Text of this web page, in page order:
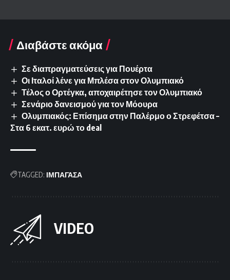
Διαβάστε ακόμα
Σε διαπραγματεύσεις για Πουέρτα
Οι Ιταλοί λένε για Μπλέσα στον Ολυμπιακό
Τέλος ο Ορτέγκα, αποχαιρέτησε τον Ολυμπιακό
Σενάριο δανεισμού για τον Μόουρα
Ολυμπιακός: Επίσημα στην Παλέρμο ο Στρεφέτσα –
Στα 6 εκατ. ευρώ το deal
TAGGED: ΙΜΠΑΓΑΣΑ
VIDEO